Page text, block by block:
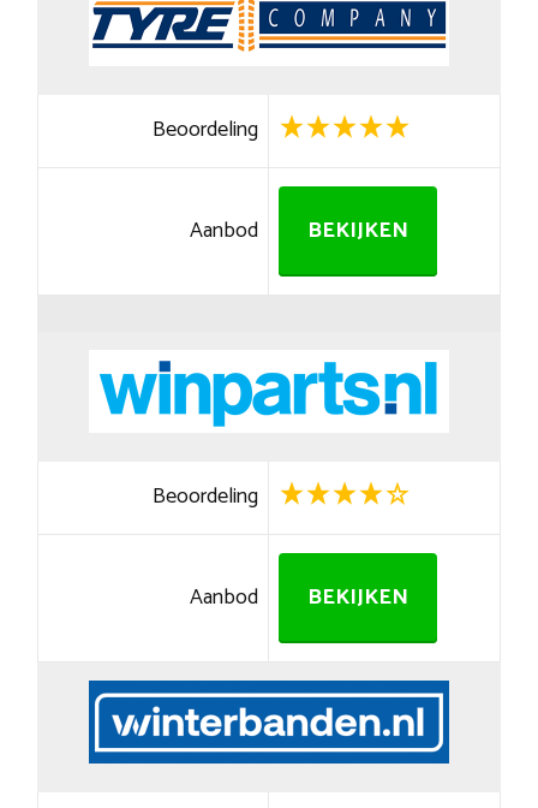
Beoordeling
Aanbod BEKIJKEN
Beoordeling
Aanbod BEKIJKEN